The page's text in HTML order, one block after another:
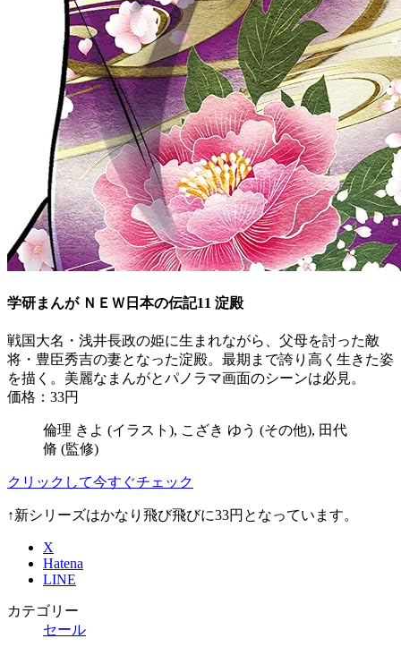
学研まんが ＮＥＷ日本の伝記11 淀殿
戦国大名・浅井長政の姫に生まれながら、父母を討った敵
将・豊臣秀吉の妻となった淀殿。最期まで誇り高く生きた姿
を描く。美麗なまんがとパノラマ画面のシーンは必見。
価格：33円
倫理 きよ (イラスト), こざき ゆう (その他), 田代
脩 (監修)
クリックして今すぐチェック
↑新シリーズはかなり飛び飛びに33円となっています。
X
Hatena
LINE
カテゴリー
セール